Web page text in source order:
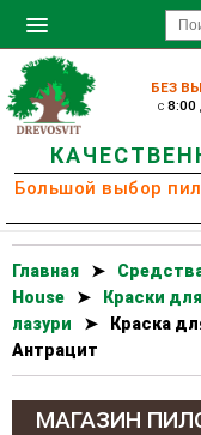
БЕЗ
c8:00
Большой выбор
Главная ➤
House
➤
Краски
лазури
➤
Краска
Антрацит
МАГАЗИН